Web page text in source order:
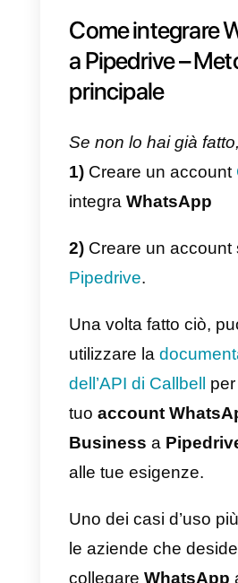
Callbellè una
aziende e
strumento di
cui le aziende
la propria
account
API di
Instagram
al fine di